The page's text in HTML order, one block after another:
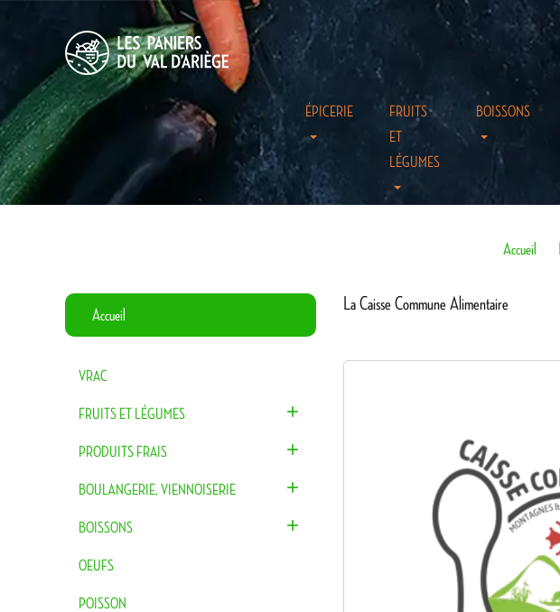
ÉPICERIE
FRUITS
ET
LÉGUMES
BOISSONS
Accueil
Accueil
VRAC
FRUITS ET LÉGUMES 
PRODUITS FRAIS 
BOULANGERIE, VIENNOISERIE 
BOISSONS 
OEUFS
POISSON
La Caisse Commune Alimentaire